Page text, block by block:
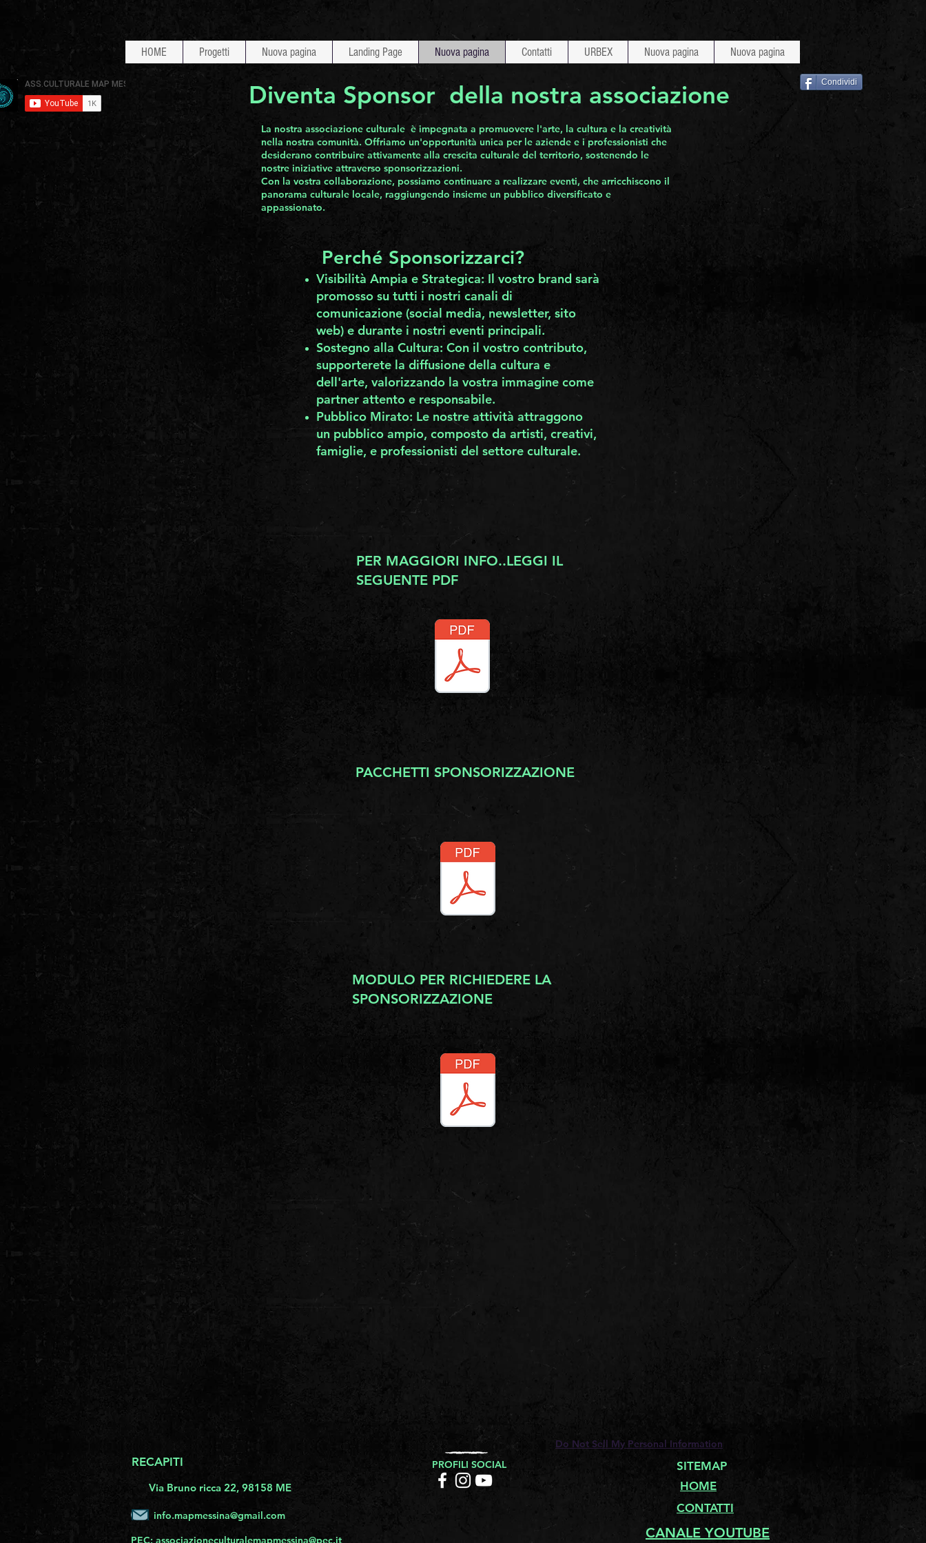
HOME Progetti Nuova pagina Landing Page Nuova pagina Contatti URBEX Nuova pagina Nuova pagina
Diventa Sponsor della nostra associazione
La nostra associazione culturale è impegnata a promuovere l'arte, la cultura e la creatività
nella nostra comunità. Offriamo un'opportunità unica per le aziende e i professionisti che
desiderano contribuire attivamente alla crescita culturale del territorio, sostenendo le
nostre iniziative attraverso sponsorizzazioni.
Con la vostra collaborazione, possiamo continuare a realizzare eventi, che arricchiscono il
panorama culturale locale, raggiungendo insieme un pubblico diversificato e
appassionato.
Perché Sponsorizzarci?
Visibilità Ampia e Strategica: Il vostro brand sarà
promosso su tutti i nostri canali di
comunicazione (social media, newsletter, sito
web) e durante i nostri eventi principali.
Sostegno alla Cultura: Con il vostro contributo,
supporterete la diffusione della cultura e
dell'arte, valorizzando la vostra immagine come
partner attento e responsabile.
Pubblico Mirato: Le nostre attività attraggono
un pubblico ampio, composto da artisti, creativi,
famiglie, e professionisti del settore culturale.
PER MAGGIORI INFO..LEGGI IL
SEGUENTE PDF
PACCHETTI SPONSORIZZAZIONE
MODULO PER RICHIEDERE LA
SPONSORIZZAZIONE
Condividi
RECAPITI
Via Bruno ricca 22, 98158 ME
info.mapmessina@gmail.com
PEC: associazioneculturalemapmessina@pec.it
Do Not Sell My Personal Information
PROFILI SOCIAL
SITEMAP
HOME
CONTATTI
CANALE YOUTUBE